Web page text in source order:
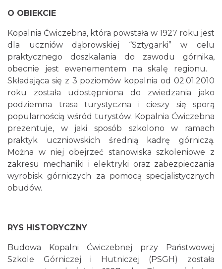
O OBIEKCIE
Kopalnia Ćwiczebna, która powstała w 1927 roku jest
dla uczniów dąbrowskiej “Sztygarki” w celu
praktycznego doszkalania do zawodu górnika,
obecnie jest ewenementem na skalę regionu.
Składająca się z 3 poziomów kopalnia od 02.01.2010
roku została udostępniona do zwiedzania jako
podziemna trasa turystyczna i cieszy się sporą
popularnością wśród turystów. Kopalnia Ćwiczebna
prezentuje, w jaki sposób szkolono w ramach
praktyk uczniowskich średnią kadrę górniczą.
Można w niej obejrzeć stanowiska szkoleniowe z
zakresu mechaniki i elektryki oraz zabezpieczania
wyrobisk górniczych za pomocą specjalistycznych
obudów.
RYS HISTORYCZNY
Budowa Kopalni Ćwiczebnej przy Państwowej
Szkole Górniczej i Hutniczej (PSGH) została